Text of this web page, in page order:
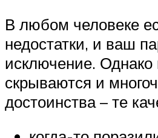
В любом человеке
недостатки, и ваш
исключение.
скрываются и
достоинства – те